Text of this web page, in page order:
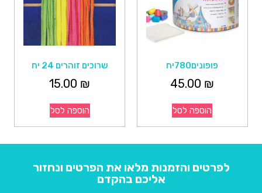
פופונים780יח
45.00 ₪
הוספה לסל
שרוכים זוהרים 24 יח
15.00 ₪
הוספה לסל
לפרטים והזמנות מלאו את הפרטים ונחזור
אליכם בהקדם